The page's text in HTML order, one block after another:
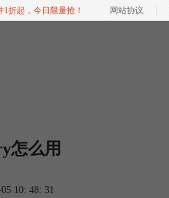
折起，今日限量抢！ 网站协议
怎么用
10: 48: 31